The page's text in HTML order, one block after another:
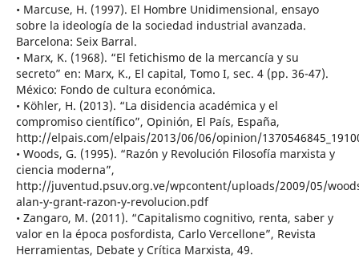
• Marcuse, H. (1997). El Hombre Unidimensional, ensayo
sobre la ideología de la sociedad industrial avanzada.
Barcelona: Seix Barral.
• Marx, K. (1968). “El fetichismo de la mercancía y su
secreto” en: Marx, K., El capital, Tomo I, sec. 4 (pp. 36-47).
México: Fondo de cultura económica.
• Köhler, H. (2013). “La disidencia académica y el
compromiso científico”, Opinión, El País, España,
http://elpais.com/elpais/2013/06/06/opinion/
• Woods, G. (1995). “Razón y Revolución Filosofía marxista y
ciencia moderna”,
http://juventud.psuv.org.ve/wpcontent/uploads/2009/05/
alan-y-grant-razon-y-revolucion.pdf
• Zangaro, M. (2011). “Capitalismo cognitivo, renta, saber y
valor en la época posfordista, Carlo Vercellone”, Revista
Herramientas, Debate y Crítica Marxista, 49.